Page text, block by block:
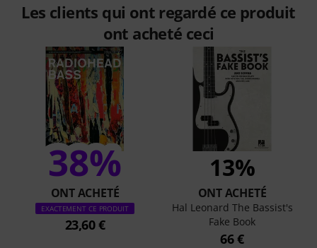
Les clients qui ont regardé ce produit
ont acheté ceci
38%
ONT ACHETÉ
EXACTEMENT CE PRODUIT
23,60 €
13%
ONT ACHETÉ
Hal Leonard The Bassist's
Fake Book
66 €